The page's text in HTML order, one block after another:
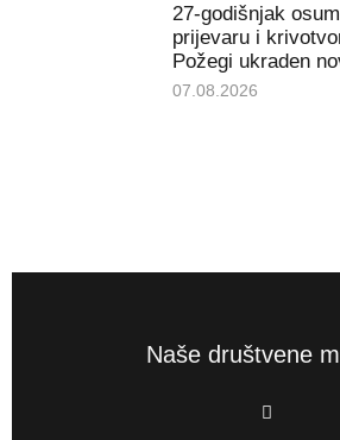
27-godišnjak
prijevaru i
Požegi ukraden
07.08.2026
Naše društvene
F
a